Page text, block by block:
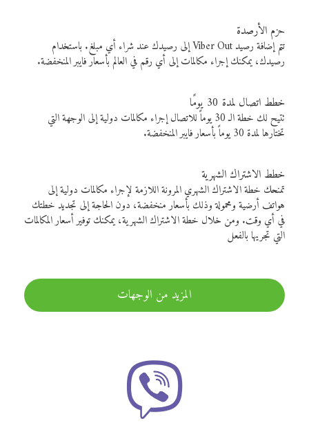
حزم الأرصدة
تتم إضافة رصيد Viber Out إلى رصيدك عند شراء أي مبلغ. باستخدام
رصيدك، يمكنك إجراء مكالمات إلى أي رقم في العالم بأسعار فايبر المنخفضة.
خطط اتصال لمدة 30 يومًا
تتيح لك خطة الـ 30 يوماً للاتصال إجراء مكالمات دولية إلى الوجهة التي
تختارها لمدة 30 يوماً بأسعار فايبر المنخفضة.
خطط الاشتراك الشهرية
تمنحك خطة الاشتراك الشهري المرونة اللازمة لإجراء مكالمات دولية إلى
هواتف أرضية ومحمولة وذلك بأسعار منخفضة، دون الحاجة إلى تجديد خطتك
في أي وقت. ومن خلال خطة الاشتراك الشهرية، يمكنك توفير أسعار المكالمات
التي تجريها بالفعل
المزيد من الوجهات